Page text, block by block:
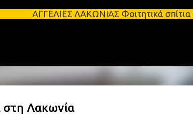
Μετάβαση στο κύριο περιεχόμενο
ΛΑΚΩΝΙΑΣ Φοιτητικά σπίτια προς
στη Λακωνία